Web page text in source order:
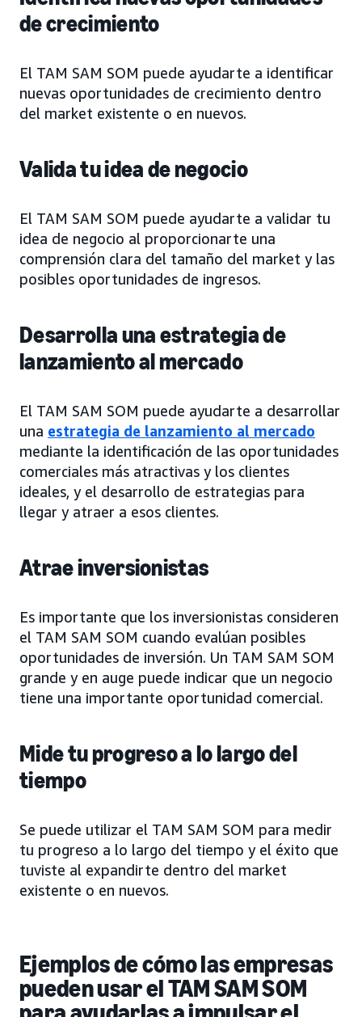
de crecimiento
El TAM SAM SOM puede ayudarte a identificar
nuevas oportunidades de crecimiento dentro
del market existente o en nuevos.
Valida tu idea de negocio
El TAM SAM SOM puede ayudarte a validar tu
idea de negocio al proporcionarte una
comprensión clara del tamaño del market y las
posibles oportunidades de ingresos.
Desarrolla una estrategia de
lanzamiento al mercado
El TAM SAM SOM puede ayudarte a desarrollar
una estrategia de lanzamiento al mercado
mediante la identificación de las oportunidades
comerciales más atractivas y los clientes
ideales, y el desarrollo de estrategias para
llegar y atraer a esos clientes.
Atrae inversionistas
Es importante que los inversionistas consideren
el TAM SAM SOM cuando evalúan posibles
oportunidades de inversión. Un TAM SAM SOM
grande y en auge puede indicar que un negocio
tiene una importante oportunidad comercial.
Mide tu progreso a lo largo del
tiempo
Se puede utilizar el TAM SAM SOM para medir
tu progreso a lo largo del tiempo y el éxito que
tuviste al expandirte dentro del market
existente o en nuevos.
Ejemplos de cómo las empresas
pueden usar el TAM SAM SOM